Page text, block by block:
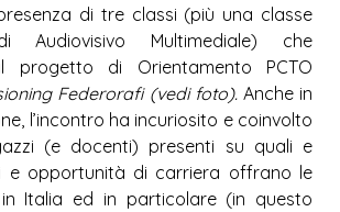
di tre classi (più una classe
Multimediale) che
progetto di Orientamento PCTO
Federorafi (vedi foto). Anche in
l’incontro ha incuriosito e coinvolto
(e docenti) presenti su quali e
e opportunità di carriera offrano le
Italia ed in particolare (in questo